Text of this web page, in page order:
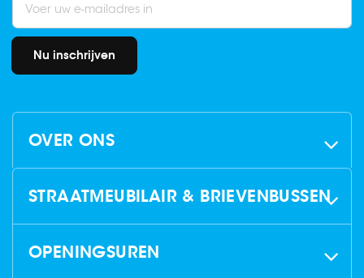
Nu inschrijven
OVER ONS
STRAATMEUBILAIR & BRIEVENBUSSEN
OPENINGSUREN